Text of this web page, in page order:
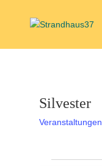
Silvester
Veranstaltungen